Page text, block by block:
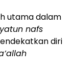
utama dalam
nafs
diri